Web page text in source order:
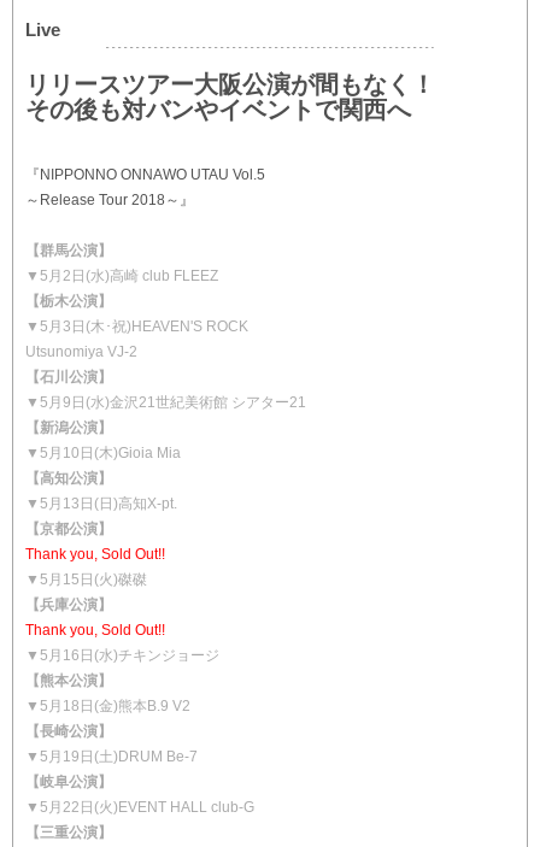
Live
リリースツアー大阪公演が間もなく！
その後も対バンやイベントで関西へ
『NIPPONNO ONNAWO UTAU Vol.5
～Release Tour 2018～』
【群馬公演】
▼5月2日(水)高崎 club FLEEZ
【栃木公演】
▼5月3日(木･祝)HEAVEN'S ROCK
Utsunomiya VJ-2
【石川公演】
▼5月9日(水)金沢21世紀美術館 シアター21
【新潟公演】
▼5月10日(木)Gioia Mia
【高知公演】
▼5月13日(日)高知X-pt.
【京都公演】
Thank you, Sold Out!!
▼5月15日(火)磔磔
【兵庫公演】
Thank you, Sold Out!!
▼5月16日(水)チキンジョージ
【熊本公演】
▼5月18日(金)熊本B.9 V2
【長崎公演】
▼5月19日(土)DRUM Be-7
【岐阜公演】
▼5月22日(火)EVENT HALL club-G
【三重公演】